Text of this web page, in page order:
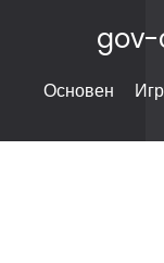
Основен